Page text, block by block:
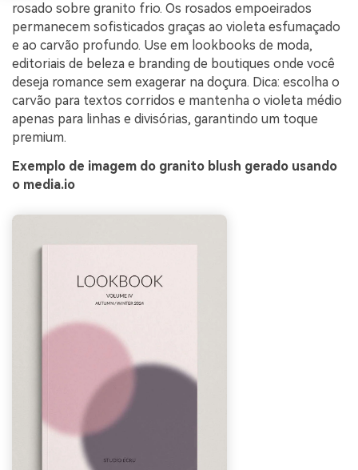
rosado sobre granito frio. Os rosados empoeirados
permanecem sofisticados graças ao violeta esfumaçado
e ao carvão profundo. Use em lookbooks de moda,
editoriais de beleza e branding de boutiques onde você
deseja romance sem exagerar na doçura. Dica: escolha o
carvão para textos corridos e mantenha o violeta médio
apenas para linhas e divisórias, garantindo um toque
premium.
Exemplo de imagem do granito blush gerado usando
o media.io